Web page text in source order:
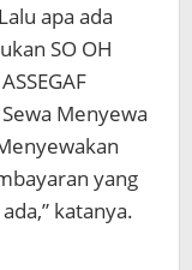
apa ada
SO OH
Menyewa
yang
katanya.